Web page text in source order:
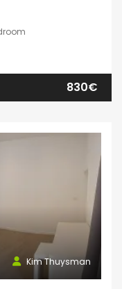
830€
Kim Thuysman